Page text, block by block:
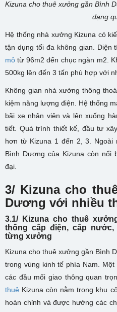
Kizuna cho thuê xưởng gần Bình
dạng
Hệ thống nhà xưởng Kizuna có
tận dụng tối đa không gian. Diện
mô từ 96m2 đến chục ngàn m2.
500kg lên đến 3 tấn phù hợp với
Không gian nhà xưởng thông
kiệm năng lượng điện. Hệ thống
bãi xe nhân viên và lên xuống
tiết. Quá trình thiết kế, đầu tư
hơn từ Kizuna 1 đến 2, 3. Ngoài
Bình Dương của Kizuna còn nổi
đại.
3/ Kizuna cho
Dương với nhiều
3.1/ Kizuna cho thuê
thống cấp điện, cấp
từng xưởng
Kizuna cho thuê xưởng gần Bình
trong vùng kinh tế phía Nam.
các đầu mối giao thông quan
thuê Kizuna còn nằm trong khu
hoàn chỉnh và được hưởng các